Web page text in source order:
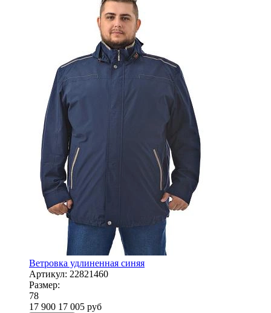
Ветровка удлиненная синяя
Артикул: 22821460
Размер:
78
17 900 17 005 руб